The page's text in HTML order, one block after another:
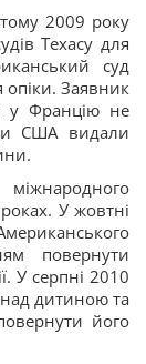
2009 року
Техасу для
суд
Заявник
у Францію не
США видали
У жовтні
повернути
У серпні 2010
дитиною та
його